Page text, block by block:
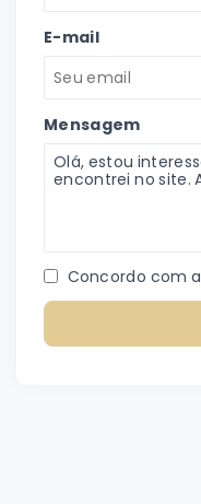
E-mail
Mensagem
Concordo com a